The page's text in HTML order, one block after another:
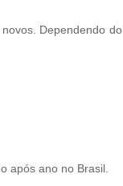
Dependendo do
após ano no Brasil.